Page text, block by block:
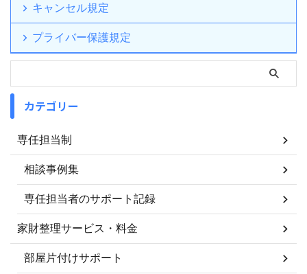
キャンセル規定
プライバー保護規定
カテゴリー
専任担当制
相談事例集
専任担当者のサポート記録
家財整理サービス・料金
部屋片付けサポート